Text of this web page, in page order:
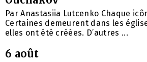
Par Anastasiia Lutcenko Chaque
Certaines demeurent dans les
elles ont été créées. D’autres ...
6 août